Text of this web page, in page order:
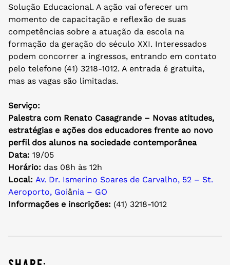
Solução Educacional. A ação vai oferecer um
momento de capacitação e reflexão de suas
competências sobre a atuação da escola na
formação da geração do século XXI. Interessados
podem concorrer a ingressos, entrando em contato
pelo telefone (41) 3218-1012. A entrada é gratuita,
mas as vagas são limitadas.
Serviço:
Palestra com Renato Casagrande – Novas atitudes,
estratégias e ações dos educadores frente ao novo
perfil dos alunos na sociedade contemporânea
Data: 19/05
Horário: das 08h às 12h
Local: Av. Dr. Ismerino Soares de Carvalho, 52 – St.
Aeroporto, Goiânia – GO
Informações e inscrições: (41) 3218-1012